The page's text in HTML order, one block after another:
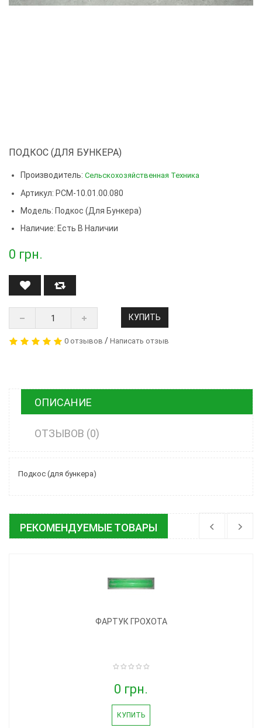
ПОДКОС (ДЛЯ БУНКЕРА)
Производитель: Сельскохозяйственная Техника
Артикул: РСМ-10.01.00.080
Модель: Подкос (для Бункера)
Наличие: Есть В Наличии
0 грн.
КУПИТЬ
0 отзывов / Написать отзыв
ОПИСАНИЕ
ОТЗЫВОВ (0)
Подкос (для бункера)
РЕКОМЕНДУЕМЫЕ ТОВАРЫ
ФАРТУК ГРОХОТА
0 грн.
КУПИТЬ